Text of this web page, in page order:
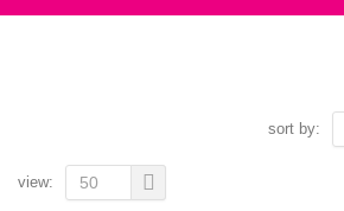
sort by:
view: 50